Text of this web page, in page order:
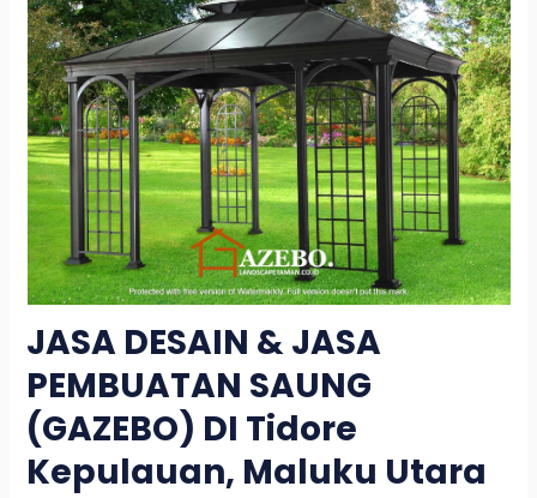
JASA DESAIN & JASA
PEMBUATAN SAUNG
(GAZEBO) DI Tidore
Kepulauan, Maluku Utara